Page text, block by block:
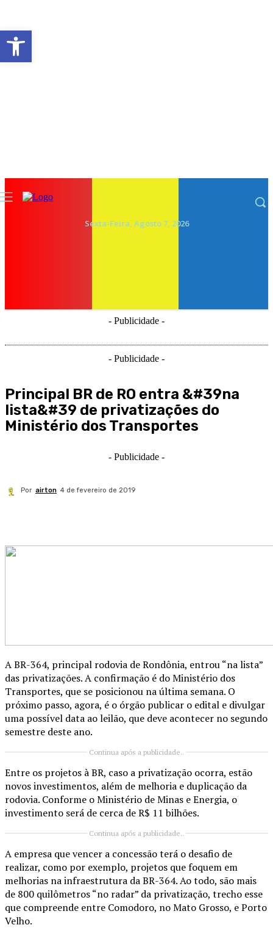
Sexta-Feira, Agosto 7, 2026
- Publicidade -
- Publicidade -
Principal BR de RO entra &#39na
lista&#39 de privatizações do
Ministério dos Transportes
- Publicidade -
Por airton 4 de fevereiro de 2019
A BR-364, principal rodovia de Rondônia, entrou “na lista”
das privatizações. A confirmação é do Ministério dos
Transportes, que se posicionou na última semana. O
próximo passo, agora, é o órgão publicar o edital e divulgar
uma possível data ao leilão, que deve acontecer no segundo
semestre deste ano.
Continua após a publicidade..
Entre os projetos à BR, caso a privatização ocorra, estão
novos investimentos, além de melhoria e duplicação da
rodovia. Conforme o Ministério de Minas e Energia, o
investimento será de cerca de R$ 11 bilhões.
Continua após a publicidade..
A empresa que vencer a concessão terá o desafio de
realizar, como por exemplo, projetos que foquem em
melhorias na infraestrutura da BR-364. Ao todo, são mais
de 800 quilômetros “no radar” da privatização, trecho esse
que compreende entre Comodoro, no Mato Grosso, e Porto
Velho.
Abrir a barra de ferramentas